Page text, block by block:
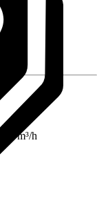
621 m³/h